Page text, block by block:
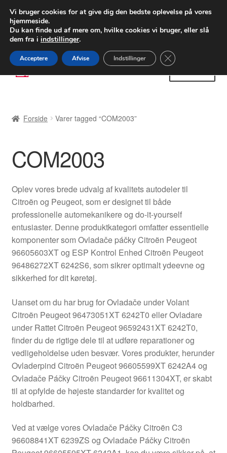
LEVERING fra 55 kr.
FEDEX verdensomspændende forsendelse
80 82 72 02
Spring
til
Spring
til
Betalinger
Kasse
Klageprocedure
Kontakte
Kurv
Min Konto
Om os
Privatlivspolitik
Vilkår og betingelser
Forside Varer tagged “COM2003”
COM2003
Oplev vores brede udvalg af kvalitets autodeler til
Citroën og Peugeot, som er designet til både
professionelle automekanikere og do-it-yourself
entusiaster. Denne produktkategori omfatter essentielle
komponenter som Ovladače páčky Citroën Peugeot
96605603XT og ESP Kontrol Enhed Citroën Peugeot
96486272XT 6242S6, som sikrer optimalt ydeevne og
sikkerhed for dit køretøj.
Uanset om du har brug for Ovladače under Volant
Citroën Peugeot 96473051XT 6242T0 eller Ovladare
under Rattet Citroën Peugeot 96592431XT 6242T0,
finder du de rigtige dele til at udføre reparationer og
vedligeholdelse uden besvær. Vores produkter, herunder
Ovladerpind Citroën Peugeot 96605599XT 6242A4 og
Ovladače Páčky Citroën Peugeot 96611304XT, er skabt
til at opfylde de højeste standarder for kvalitet og
holdbarhed.
Ved at vælge vores Ovladače Páčky Citroën C3
96608841XT 6239ZS og Ovladače Páčky Citroën
Vi bruger cookies for at give dig den bedste oplevelse på vores
hjemmeside.
Du kan finde ud af mere om, hvilke cookies vi bruger, eller slå
dem fra i indstillinger.
Acceptere Afvise Indstillinger Close GDPR